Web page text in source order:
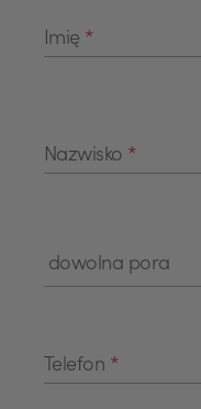
Imię *
Nazwisko *
Telefon *